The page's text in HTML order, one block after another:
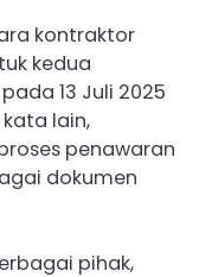
kontraktor
kedua
13 Juli 2025
kata lain,
penawaran
dokumen
pihak,